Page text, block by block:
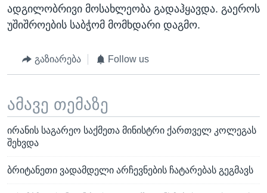
ადგილობრივი მოსახლეობა გადაჰყავდა. გაეროს
უშიშროების საბჭომ მომხდარი დაგმო.
გაზიარება Follow us
ამავე თემაზე
ირანის საგარეო საქმეთა მინისტრი ქართველ კოლეგას
შეხვდა
ბრიტანეთი ვადამდელი არჩევნების ჩატარებას გეგმავს